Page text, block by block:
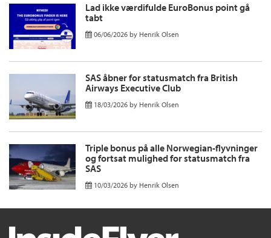
Lad ikke værdifulde EuroBonus point gå
tabt
06/06/2026 by Henrik Olsen
SAS åbner for statusmatch fra British
Airways Executive Club
18/03/2026 by Henrik Olsen
Triple bonus på alle Norwegian-flyvninger
og fortsat mulighed for statusmatch fra
SAS
10/03/2026 by Henrik Olsen